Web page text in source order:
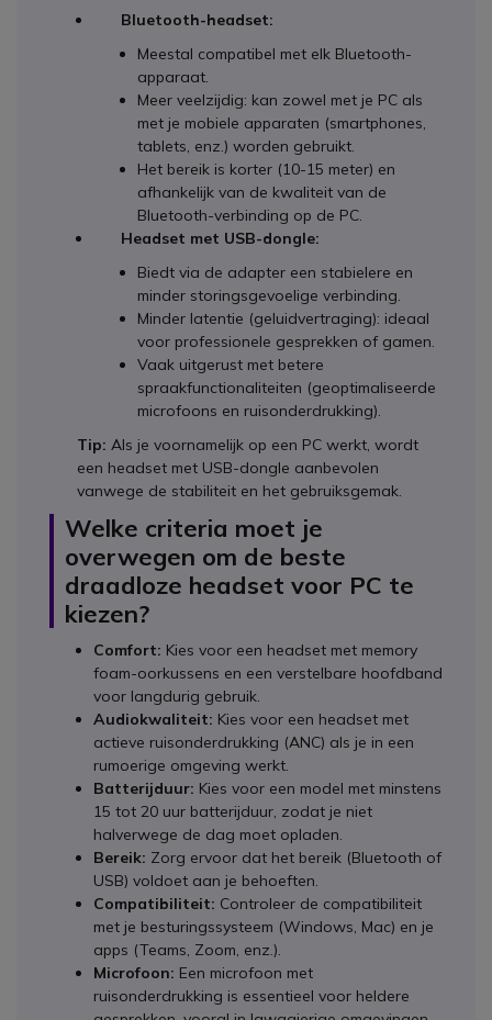
Bluetooth-headset:
Meestal compatibel met elk Bluetooth-
apparaat.
Meer veelzijdig: kan zowel met je PC als
met je mobiele apparaten (smartphones,
tablets, enz.) worden gebruikt.
Het bereik is korter (10-15 meter) en
afhankelijk van de kwaliteit van de
Bluetooth-verbinding op de PC.
Headset met USB-dongle:
Biedt via de adapter een stabielere en
minder storingsgevoelige verbinding.
Minder latentie (geluidvertraging): ideaal
voor professionele gesprekken of gamen.
Vaak uitgerust met betere
spraakfunctionaliteiten (geoptimaliseerde
microfoons en ruisonderdrukking).
Tip: Als je voornamelijk op een PC werkt, wordt
een headset met USB-dongle aanbevolen
vanwege de stabiliteit en het gebruiksgemak.
Welke criteria moet je
overwegen om de beste
draadloze headset voor PC te
kiezen?
Comfort: Kies voor een headset met memory
foam-oorkussens en een verstelbare hoofdband
voor langdurig gebruik.
Audiokwaliteit: Kies voor een headset met
actieve ruisonderdrukking (ANC) als je in een
rumoerige omgeving werkt.
Batterijduur: Kies voor een model met minstens
15 tot 20 uur batterijduur, zodat je niet
halverwege de dag moet opladen.
Bereik: Zorg ervoor dat het bereik (Bluetooth of
USB) voldoet aan je behoeften.
Compatibiliteit: Controleer de compatibiliteit
met je besturingssysteem (Windows, Mac) en je
apps (Teams, Zoom, enz.).
Microfoon: Een microfoon met
ruisonderdrukking is essentieel voor heldere